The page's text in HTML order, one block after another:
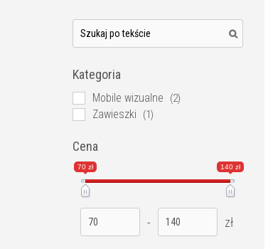
Kategoria
Mobile wizualne (2)
Zawieszki (1)
Cena
70 zł 140 zł
- zł